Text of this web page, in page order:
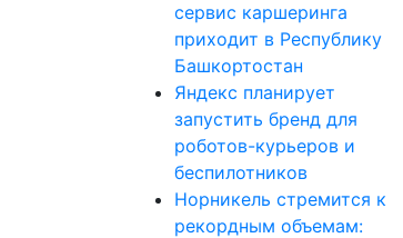
сервис каршеринга
приходит в Республику
Башкортостан
Яндекс планирует
запустить бренд для
роботов-курьеров и
беспилотников
Норникель стремится к
рекордным объемам: